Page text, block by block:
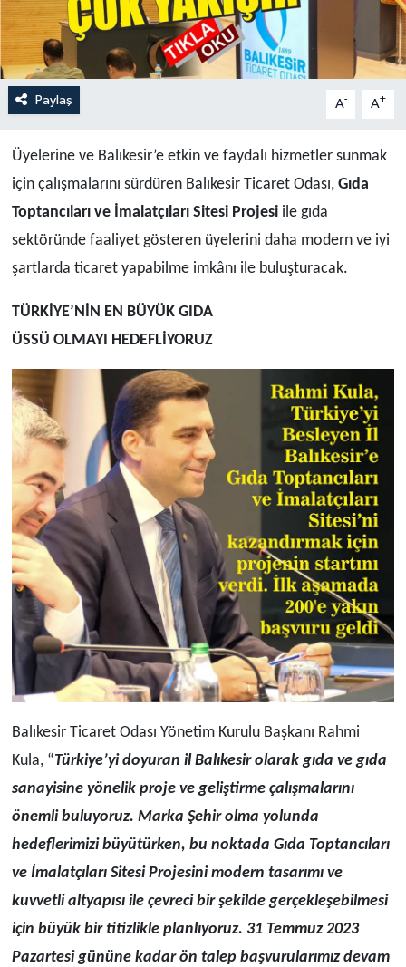
Paylaş A- A+
Üyelerine ve Balıkesir’e etkin ve faydalı hizmetler sunmak
için çalışmalarını sürdüren Balıkesir Ticaret Odası, Gıda
Toptancıları ve İmalatçıları Sitesi Projesiile gıda
sektöründe faaliyet gösteren üyelerini daha modern ve iyi
şartlarda ticaret yapabilme imkânı ile buluşturacak.
TÜRKİYE’NİN EN BÜYÜK GIDA
ÜSSÜ OLMAYI HEDEFLİYORUZ
Balıkesir Ticaret Odası Yönetim Kurulu Başkanı Rahmi
Kula, “Türkiye’yi doyuran il Balıkesir olarak gıda ve gıda
sanayisine yönelik proje ve geliştirme çalışmalarını
önemli buluyoruz. Marka Şehir olma yolunda
hedeflerimizi büyütürken, bu noktada Gıda Toptancıları
ve İmalatçıları Sitesi Projesini modern tasarımı ve
kuvvetli altyapısı ile çevreci bir şekilde gerçekleşebilmesi
için büyük bir titizlikle planlıyoruz. 31 Temmuz 2023
Pazartesi gününe kadar ön talep başvurularımız devam